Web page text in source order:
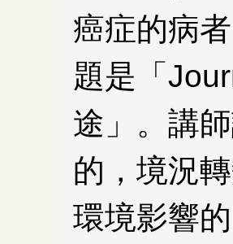
癌症的病
題是「
途」。講
的，境況
環境影響